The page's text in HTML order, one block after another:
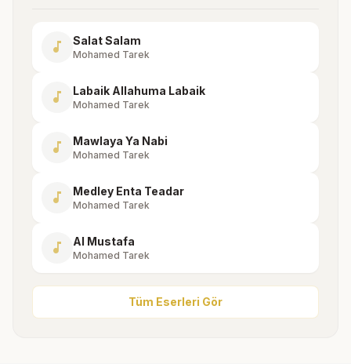
music_note Salat Salam
Mohamed Tarek
music_note Labaik Allahuma Labaik
Mohamed Tarek
music_note Mawlaya Ya Nabi
Mohamed Tarek
music_note Medley Enta Teadar
Mohamed Tarek
music_note Al Mustafa
Mohamed Tarek
Tüm Eserleri Gör